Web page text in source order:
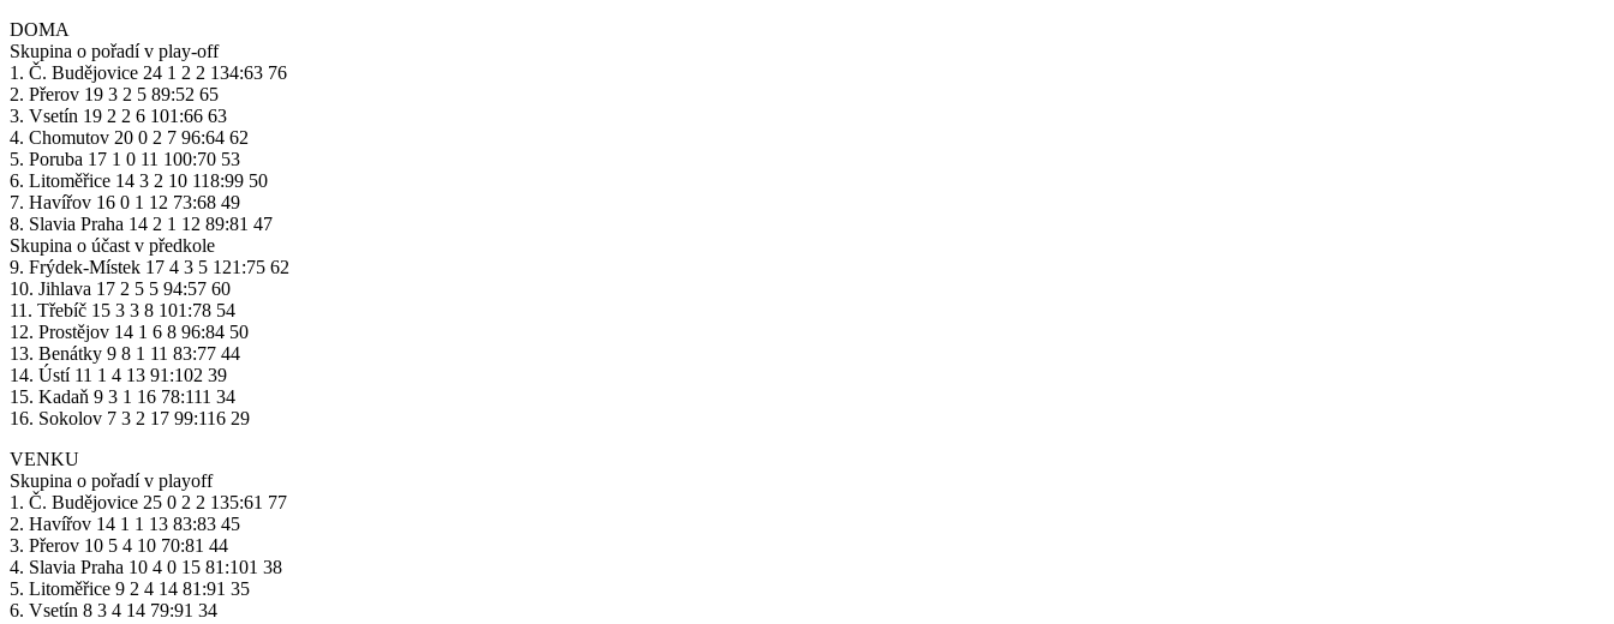
DOMA
Skupina o pořadí v play-off
1. Č. Budějovice 24 1 2 2 134:63 76
2. Přerov 19 3 2 5 89:52 65
3. Vsetín 19 2 2 6 101:66 63
4. Chomutov 20 0 2 7 96:64 62
5. Poruba 17 1 0 11 100:70 53
6. Litoměřice 14 3 2 10 118:99 50
7. Havířov 16 0 1 12 73:68 49
8. Slavia Praha 14 2 1 12 89:81 47
Skupina o účast v předkole
9. Frýdek-Místek 17 4 3 5 121:75 62
10. Jihlava 17 2 5 5 94:57 60
11. Třebíč 15 3 3 8 101:78 54
12. Prostějov 14 1 6 8 96:84 50
13. Benátky 9 8 1 11 83:77 44
14. Ústí 11 1 4 13 91:102 39
15. Kadaň 9 3 1 16 78:111 34
16. Sokolov 7 3 2 17 99:116 29
VENKU
Skupina o pořadí v playoff
1. Č. Budějovice 25 0 2 2 135:61 77
2. Havířov 14 1 1 13 83:83 45
3. Přerov 10 5 4 10 70:81 44
4. Slavia Praha 10 4 0 15 81:101 38
5. Litoměřice 9 2 4 14 81:91 35
6. Vsetín 8 3 4 14 79:91 34